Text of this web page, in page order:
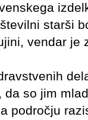
starši
vendar je
so jim
področju